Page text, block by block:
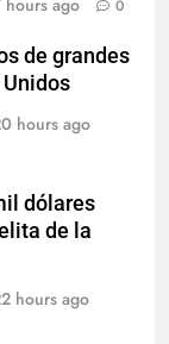
0
de grandes
hours ago
dólares
de la
hours ago